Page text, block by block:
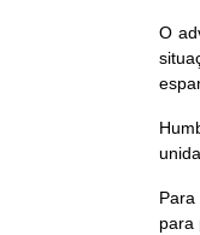
O
para